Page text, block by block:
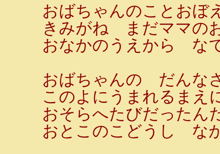
おばちゃんのことおぼ
きみがね まだママの
おなかのうえから な
おばちゃんの だんな
このよにうまれるまえ
おそらへたびだったん
おとこのこどうし な